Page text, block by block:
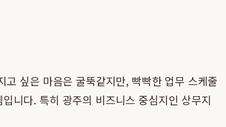
싶은 마음은 굴뚝같지만, 빡빡한 업무 스케줄
니다. 특히 광주의 비즈니스 중심지인 상무지